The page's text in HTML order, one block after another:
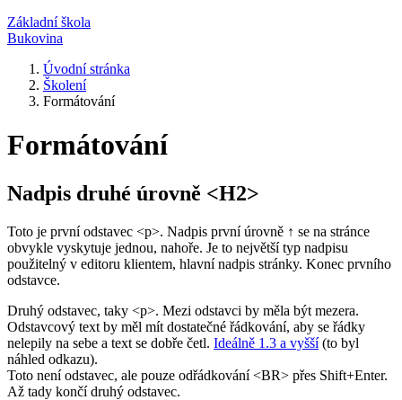
Základní škola
Bukovina
Úvodní stránka
Školení
Formátování
Formátování
Nadpis druhé úrovně <H2>
Toto je první odstavec <p>. Nadpis první úrovně ↑ se na stránce
obvykle vyskytuje jednou, nahoře. Je to největší typ nadpisu
použitelný v editoru klientem, hlavní nadpis stránky. Konec prvního
odstavce.
Druhý odstavec, taky <p>. Mezi odstavci by měla být mezera.
Odstavcový text by měl mít dostatečné řádkování, aby se řádky
nelepily na sebe a text se dobře četl. Ideálně 1.3 a vyšší(to byl
náhled odkazu).
Toto není odstavec, ale pouze odřádkování <BR> přes Shift+Enter.
Až tady končí druhý odstavec.